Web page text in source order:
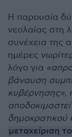
Η παρουσία
νεολαίας στη
συνέχεια της
ημέρες
λόγο για
βάναυση
κυβέρνησης»,
δημοκρατικού
μεταχείριση